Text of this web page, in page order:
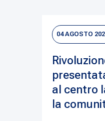
04 AGOSTO
al centro
la